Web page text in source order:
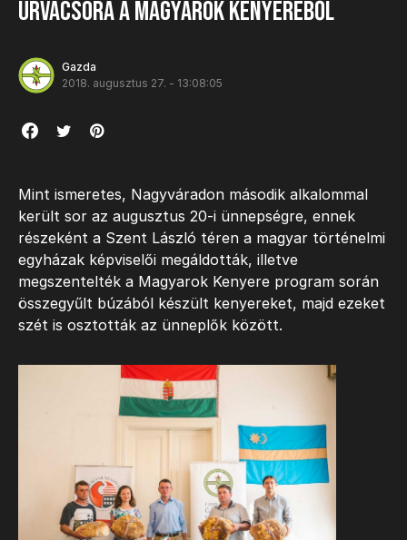
Úrvacsora a Magyarok Kenyeréből
Gazda
2018. augusztus 27. - 13:08:05
Mint ismeretes, Nagyváradon második alkalommal
került sor az augusztus 20-i ünnepségre, ennek
részeként a Szent László téren a magyar történelmi
egyházak képviselői megáldották, illetve
megszentelték a Magyarok Kenyere program során
összegyűlt búzából készült kenyereket, majd ezeket
szét is osztották az ünneplők között.